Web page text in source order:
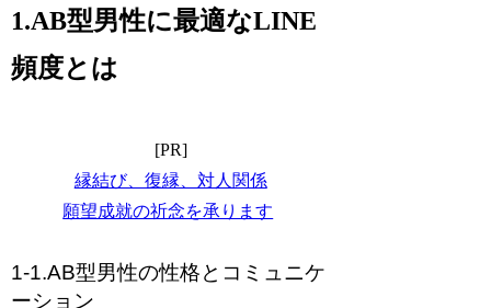
1.AB型男性に最適なLINE
頻度とは
[PR]
縁結び、復縁、対人関係
願望成就の祈念を承ります
1-1.AB型男性の性格とコミュニケ
ーション